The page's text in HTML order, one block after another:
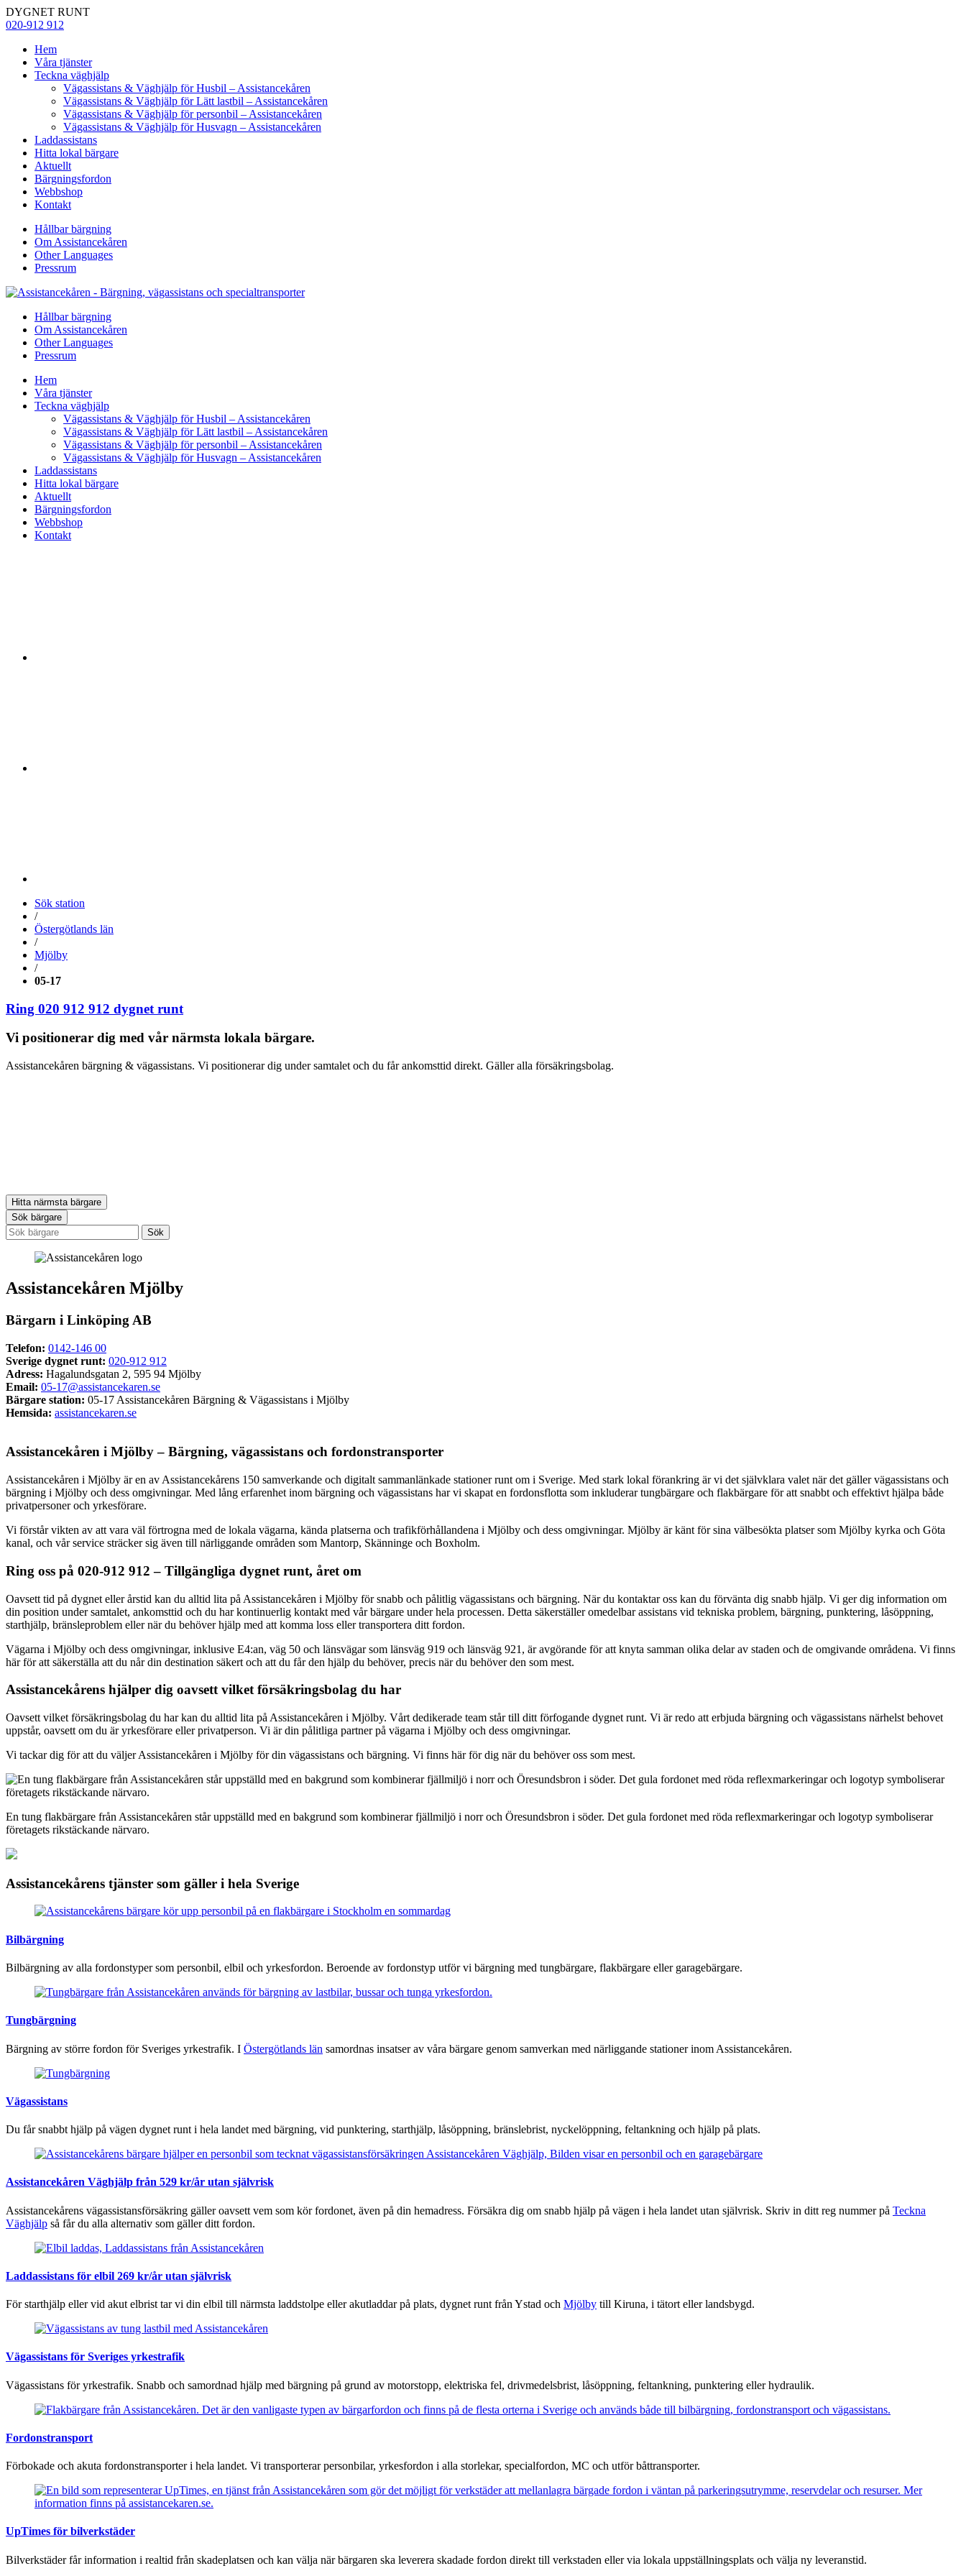
DYGNET RUNT
020-912 912
Hem
Våra tjänster
Teckna väghjälp
Vägassistans & Väghjälp för Husbil – Assistancekåren
Vägassistans & Väghjälp för Lätt lastbil – Assistancekåren
Vägassistans & Väghjälp för personbil – Assistancekåren
Vägassistans & Väghjälp för Husvagn – Assistancekåren
Laddassistans
Hitta lokal bärgare
Aktuellt
Bärgningsfordon
Webbshop
Kontakt
Hållbar bärgning
Om Assistancekåren
Other Languages
Pressrum
Hållbar bärgning
Om Assistancekåren
Other Languages
Pressrum
Hem
Våra tjänster
Teckna väghjälp
Vägassistans & Väghjälp för Husbil – Assistancekåren
Vägassistans & Väghjälp för Lätt lastbil – Assistancekåren
Vägassistans & Väghjälp för personbil – Assistancekåren
Vägassistans & Väghjälp för Husvagn – Assistancekåren
Laddassistans
Hitta lokal bärgare
Aktuellt
Bärgningsfordon
Webbshop
Kontakt
Sök station
/
Östergötlands län
/
Mjölby
/
05-17
Ring 020 912 912 dygnet runt
Vi positionerar dig med vår närmsta lokala bärgare.
Assistancekåren bärgning & vägassistans. Vi positionerar dig under samtalet och du får ankomsttid direkt. Gäller alla försäkringsbolag.
Hitta närmsta bärgare
Sök bärgare
Assistancekåren Mjölby
Bärgarn i Linköping AB
Telefon: 0142-146 00
Sverige dygnet runt: 020-912 912
Adress: Hagalundsgatan 2, 595 94 Mjölby
Email: 05-17@assistancekaren.se
Bärgare station: 05-17 Assistancekåren Bärgning & Vägassistans i Mjölby
Hemsida: assistancekaren.se
Assistancekåren i Mjölby – Bärgning, vägassistans och fordonstransporter
Assistancekåren i Mjölby är en av Assistancekårens 150 samverkande och digitalt sammanlänkade stationer runt om i Sverige. Med stark lokal förankring är vi det självklara valet när det gäller vägassistans och
bärgning i Mjölby och dess omgivningar. Med lång erfarenhet inom bärgning och vägassistans har vi skapat en fordonsflotta som inkluderar tungbärgare och flakbärgare för att snabbt och effektivt hjälpa både
privatpersoner och yrkesförare.
Vi förstår vikten av att vara väl förtrogna med de lokala vägarna, kända platserna och trafikförhållandena i Mjölby och dess omgivningar. Mjölby är känt för sina välbesökta platser som Mjölby kyrka och Göta
kanal, och vår service sträcker sig även till närliggande områden som Mantorp, Skänninge och Boxholm.
Ring oss på 020-912 912 – Tillgängliga dygnet runt, året om
Oavsett tid på dygnet eller årstid kan du alltid lita på Assistancekåren i Mjölby för snabb och pålitlig vägassistans och bärgning. När du kontaktar oss kan du förvänta dig snabb hjälp. Vi ger dig information om
din position under samtalet, ankomsttid och du har kontinuerlig kontakt med vår bärgare under hela processen. Detta säkerställer omedelbar assistans vid tekniska problem, bärgning, punktering, låsöppning,
starthjälp, bränsleproblem eller när du behöver hjälp med att komma loss eller transportera ditt fordon.
Vägarna i Mjölby och dess omgivningar, inklusive E4:an, väg 50 och länsvägar som länsväg 919 och länsväg 921, är avgörande för att knyta samman olika delar av staden och de omgivande områdena. Vi finns
här för att säkerställa att du når din destination säkert och att du får den hjälp du behöver, precis när du behöver den som mest.
Assistancekårens hjälper dig oavsett vilket försäkringsbolag du har
Oavsett vilket försäkringsbolag du har kan du alltid lita på Assistancekåren i Mjölby. Vårt dedikerade team står till ditt förfogande dygnet runt. Vi är redo att erbjuda bärgning och vägassistans närhelst behovet
uppstår, oavsett om du är yrkesförare eller privatperson. Vi är din pålitliga partner på vägarna i Mjölby och dess omgivningar.
Vi tackar dig för att du väljer Assistancekåren i Mjölby för din vägassistans och bärgning. Vi finns här för dig när du behöver oss som mest.
En tung flakbärgare från Assistancekåren står uppställd med en bakgrund som kombinerar fjällmiljö i norr och Öresundsbron i söder. Det gula fordonet med röda reflexmarkeringar och logotyp symboliserar
företagets rikstäckande närvaro.
Assistancekårens tjänster som gäller i hela Sverige
Bilbärgning
Bilbärgning av alla fordonstyper som personbil, elbil och yrkesfordon. Beroende av fordonstyp utför vi bärgning med tungbärgare, flakbärgare eller garagebärgare.
Tungbärgning
Bärgning av större fordon för Sveriges yrkestrafik. I Östergötlands län samordnas insatser av våra bärgare genom samverkan med närliggande stationer inom Assistancekåren.
Vägassistans
Du får snabbt hjälp på vägen dygnet runt i hela landet med bärgning, vid punktering, starthjälp, låsöppning, bränslebrist, nyckelöppning, feltankning och hjälp på plats.
Assistancekåren Väghjälp från 529 kr/år utan självrisk
Assistancekårens vägassistansförsäkring gäller oavsett vem som kör fordonet, även på din hemadress. Försäkra dig om snabb hjälp på vägen i hela landet utan självrisk. Skriv in ditt reg nummer på Teckna
Väghjälp så får du alla alternativ som gäller ditt fordon.
Laddassistans för elbil 269 kr/år utan självrisk
För starthjälp eller vid akut elbrist tar vi din elbil till närmsta laddstolpe eller akutladdar på plats, dygnet runt från Ystad och Mjölby till Kiruna, i tätort eller landsbygd.
Vägassistans för Sveriges yrkestrafik
Vägassistans för yrkestrafik. Snabb och samordnad hjälp med bärgning på grund av motorstopp, elektriska fel, drivmedelsbrist, låsöppning, feltankning, punktering eller hydraulik.
Fordonstransport
Förbokade och akuta fordonstransporter i hela landet. Vi transporterar personbilar, yrkesfordon i alla storlekar, specialfordon, MC och utför båttransporter.
UpTimes för bilverkstäder
Bilverkstäder får information i realtid från skadeplatsen och kan välja när bärgaren ska leverera skadade fordon direkt till verkstaden eller via lokala uppställningsplats och välja ny leveranstid.